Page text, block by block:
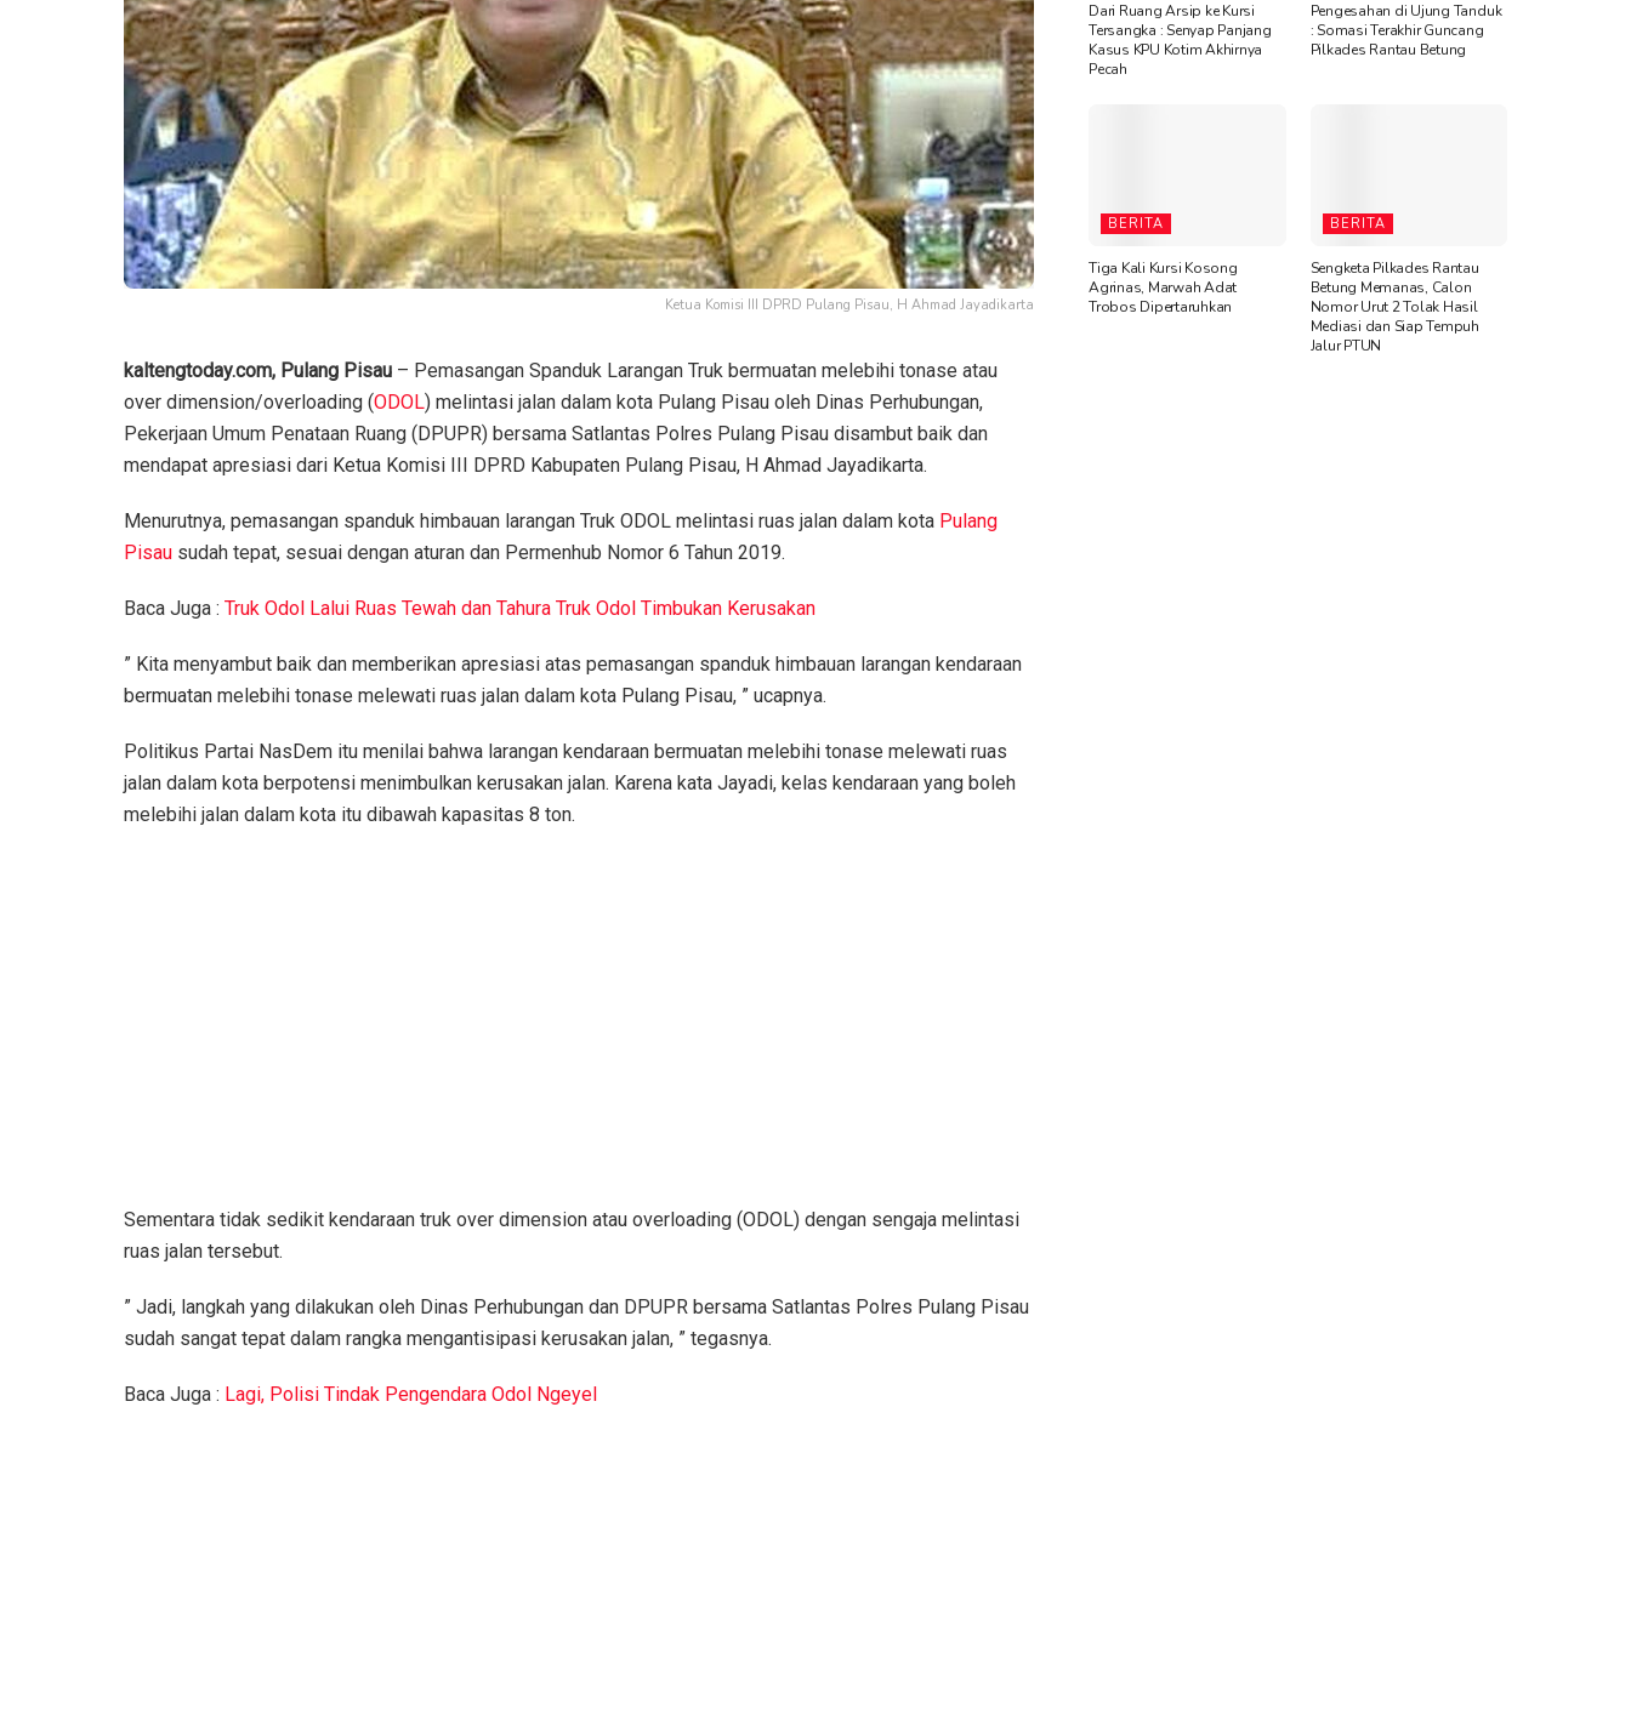
Ketua Komisi III DPRD Pulang Pisau, H Ahmad Jayadikarta
kaltengtoday.com, Pulang Pisau – Pemasangan Spanduk Larangan Truk bermuatan melebihi tonase atau
over dimension/overloading (ODOL) melintasi jalan dalam kota Pulang Pisau oleh Dinas Perhubungan,
Pekerjaan Umum Penataan Ruang (DPUPR) bersama Satlantas Polres Pulang Pisau disambut baik dan
mendapat apresiasi dari Ketua Komisi III DPRD Kabupaten Pulang Pisau, H Ahmad Jayadikarta.
Menurutnya, pemasangan spanduk himbauan larangan Truk ODOL melintasi ruas jalan dalam kota Pulang
Pisau sudah tepat, sesuai dengan aturan dan Permenhub Nomor 6 Tahun 2019.
Baca Juga : Truk Odol Lalui Ruas Tewah dan Tahura Truk Odol Timbukan Kerusakan
” Kita menyambut baik dan memberikan apresiasi atas pemasangan spanduk himbauan larangan kendaraan
bermuatan melebihi tonase melewati ruas jalan dalam kota Pulang Pisau, ” ucapnya.
Politikus Partai NasDem itu menilai bahwa larangan kendaraan bermuatan melebihi tonase melewati ruas
jalan dalam kota berpotensi menimbulkan kerusakan jalan. Karena kata Jayadi, kelas kendaraan yang boleh
melebihi jalan dalam kota itu dibawah kapasitas 8 ton.
Sementara tidak sedikit kendaraan truk over dimension atau overloading (ODOL) dengan sengaja melintasi
ruas jalan tersebut.
” Jadi, langkah yang dilakukan oleh Dinas Perhubungan dan DPUPR bersama Satlantas Polres Pulang Pisau
sudah sangat tepat dalam rangka mengantisipasi kerusakan jalan, ” tegasnya.
Baca Juga : Lagi, Polisi Tindak Pengendara Odol Ngeyel
Dari Ruang Arsip ke Kursi
Tersangka : Senyap Panjang
Kasus KPU Kotim Akhirnya
Pecah
Pengesahan di Ujung Tanduk
: Somasi Terakhir Guncang
Pilkades Rantau Betung
BERITA
Tiga Kali Kursi Kosong
Agrinas, Marwah Adat
Trobos Dipertaruhkan
BERITA
Sengketa Pilkades Rantau
Betung Memanas, Calon
Nomor Urut 2 Tolak Hasil
Mediasi dan Siap Tempuh
Jalur PTUN